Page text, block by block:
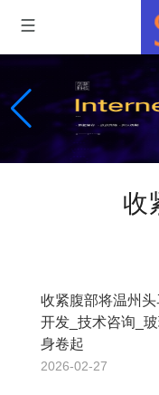
收
收紧腹部将温州
开发_技术咨询_
身卷起
2026-02-27